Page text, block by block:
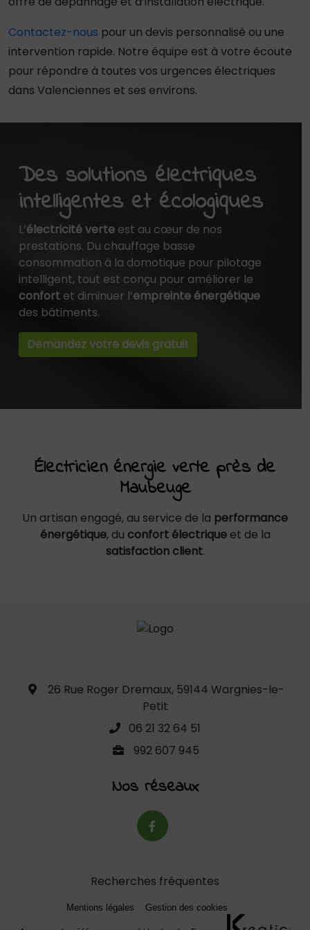
Contactez-nous pour un devis personnalisé ou une
intervention rapide. Notre équipe est à votre écoute
pour répondre à toutes vos urgences électriques
dans Valenciennes et ses environs.
Des solutions électriques
intelligentes et écologiques
L’électricité verte est au cœur de nos
prestations. Du chauffage basse
consommation à la domotique pour pilotage
intelligent, tout est conçu pour améliorer le
confort et diminuer l’empreinte énergétique
des bâtiments.
Demandez votre devis gratuit
Électricien énergie verte près de
Maubeuge
Un artisan engagé, au service de la performance
énergétique, du confort électriqueet de la
satisfaction client.
26 Rue Roger Dremaux, 59144 Wargnies-le-
Petit
06 21 32 64 51
992 607 945
Nos réseaux
Recherches fréquentes
Mentions légales Gestion des cookies